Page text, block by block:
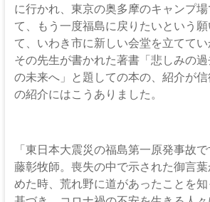
に行かれ、東京の奥多摩のキャンプ
て、もう一度福島に戻りたいという
て、いわき市に新しい会堂を立ててい
その先生が書かれた著書「悲しみの
の未来へ」と題しての本の、紹介が
の紹介にはこうありました。
「東日本大震災の福島第一原発事故
藤彰牧師。喪失の中で示された御言
めた時、荒れ野に道があったことを